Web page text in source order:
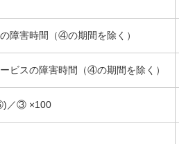
障害時間（④の期間を除く）
ビスの障害時間（④の期間を除く）
③ ×100